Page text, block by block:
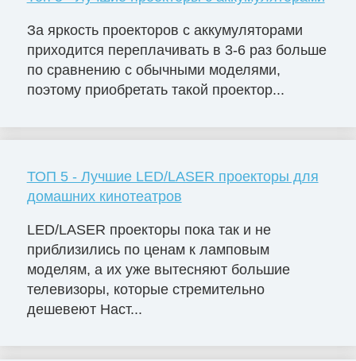
За яркость проекторов с аккумуляторами
приходится переплачивать в 3-6 раз больше
по сравнению с обычными моделями,
поэтому приобретать такой проектор...
ТОП 5 - Лучшие LED/LASER проекторы для
домашних кинотеатров
LED/LASER проекторы пока так и не
приблизились по ценам к ламповым
моделям, а их уже вытесняют большие
телевизоры, которые стремительно
дешевеют Наст...